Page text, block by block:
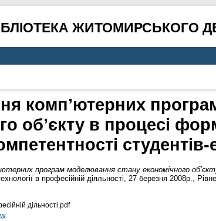
ЖИТОМИРСЬКОГО
комп’ютерних
об’єкту в процесі
студентів-
програм моделювання стану економічного
в професійній діяльності, 27 березня 2008р.,
дільності.pdf